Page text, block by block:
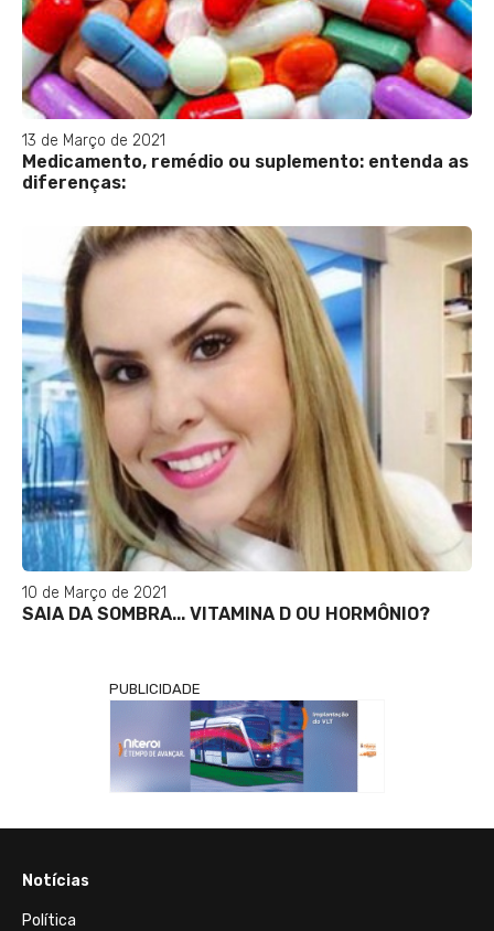
13 de Março de 2021
Medicamento, remédio ou suplemento: entenda as
diferenças:
10 de Março de 2021
SAIA DA SOMBRA... VITAMINA D OU HORMÔNIO?
PUBLICIDADE
Notícias
Política